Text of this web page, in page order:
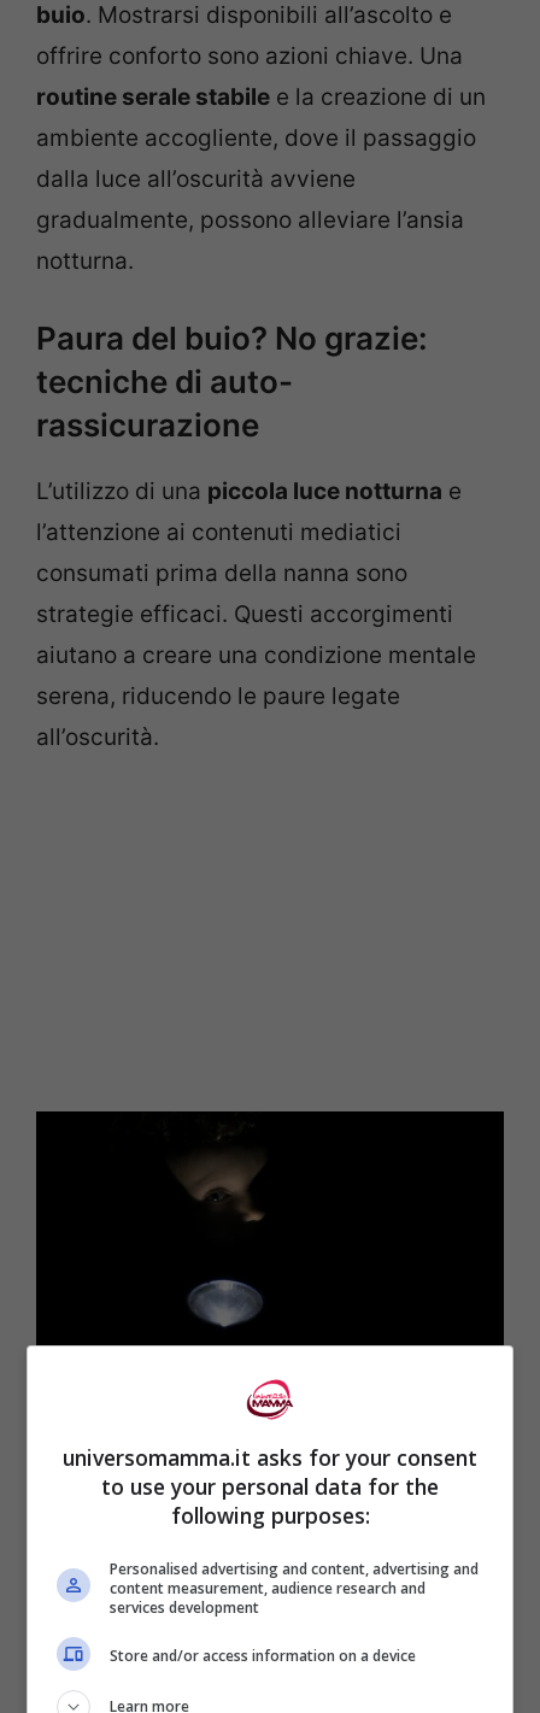
buio. Mostrarsi disponibili all’ascolto e
offrire conforto sono azioni chiave. Una
routine serale stabile e la creazione di un
ambiente accogliente, dove il passaggio
dalla luce all’oscurità avviene
gradualmente, possono alleviare l’ansia
notturna.
Paura del buio? No grazie:
tecniche di auto-
rassicurazione
L’utilizzo di una piccola luce notturna e
l’attenzione ai contenuti mediatici
consumati prima della nanna sono
strategie efficaci. Questi accorgimenti
aiutano a creare una condizione mentale
serena, riducendo le paure legate
all’oscurità.
(Universomamma.it)
Trasformare la paura in divertimento
attraverso il gioco è un metodo
estremamente efficace. Giochi come
“mosca cieca” o cacce al tesoro al buio
possono cambiare la percezione negativa
universomamma.it asks for your consent
to use your personal data for the
following purposes:
Personalised advertising and content, advertising and
content measurement, audience research and
services development
Store and/or access information on a device
Learn more